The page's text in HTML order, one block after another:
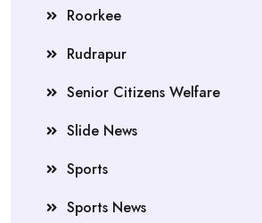
Roorkee
Rudrapur
Senior Citizens Welfare
Slide News
Sports
Sports News